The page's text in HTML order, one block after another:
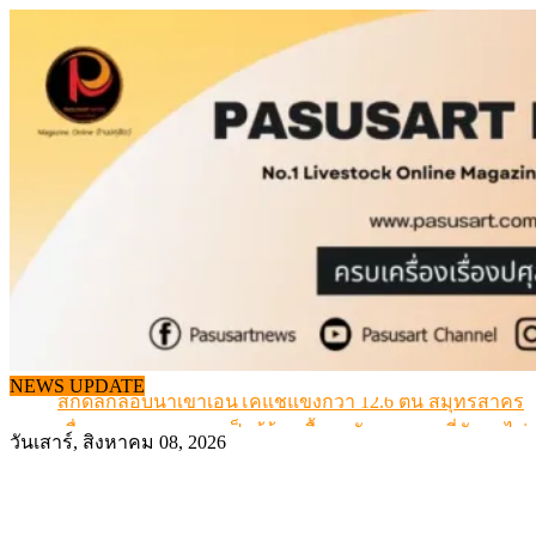
content
NEWS UPDATE
สกัดลักลอบนำเข้าเอ็นโคแช่แข็งกว่า 12.6 ตัน สมุทรสาคร
เมื่อเกษตรกรถูกมองเป็นผู้ร้ายเบื้องหลังราคาหมูที่สังคมไม่
วันเสาร์, สิงหาคม 08, 2026